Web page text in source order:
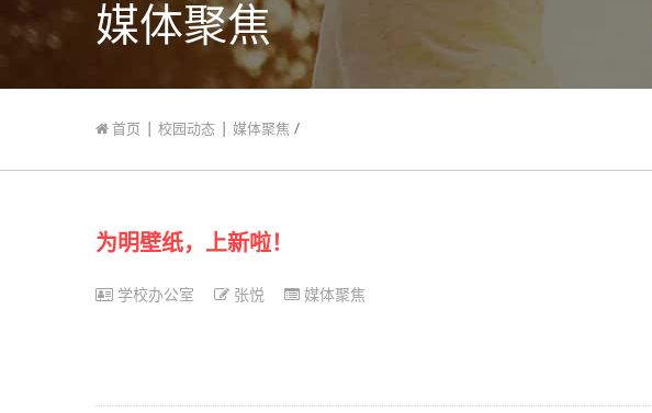
媒体聚焦
首页 | 校园动态 | 媒体聚焦 /
为明壁纸，上新啦！
学校办公室 张悦 媒体聚焦